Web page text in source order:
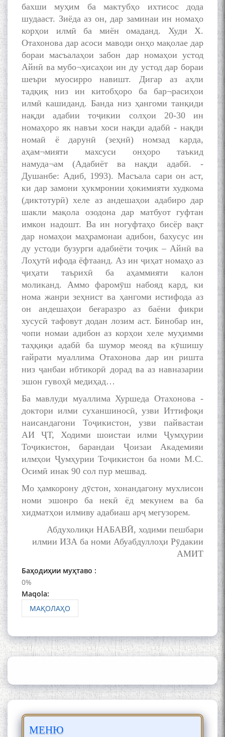
бахши муҳим ба мактубҳо ихтисос дода
шудааст. Зиёда аз он, дар заминаи ин номаҳо
корҳои илмӣ ба миён омаданд. Худи X.
Отахонова дар асоси маводи онҳо мақолае дар
бораи масъалаҳои забон дар номаҳои устод
Айнӣ ва мубо¬ҳисаҳои ин ду устод дар бораи
шеъри муосирро навишт. Дигар аз аҳли
тадқиқ низ ин китобҳоро ба бар¬расиҳои
илмӣ кашиданд. Банда низ ҳангоми танқиди
нақди адабии тоҷикии солҳои 20-30 ин
номаҳоро як навъи хоси нақди адабӣ - нақди
номаӣ ё дарунӣ (зеҳнӣ) номзад карда,
аҳам¬мияти махсуси онҳоро таъкид
намуда¬ам (Адабиёт ва нақди адабӣ. -
Душанбе: Адиб, 1993). Масъала сари он аст,
ки дар замони ҳукмронии ҳокимияти худкома
(диктотурӣ) хеле аз андешаҳои адабиро дар
шакли мақола озодона дар матбуот гуфтан
имкон надошт. Ва ин ногуфтаҳо бисёр вақт
дар номаҳои маҳрамонаи адибон, бахусус ин
ду устоди бузурги адабиёти тоҷик – Айнӣ ва
Лоҳутӣ ифода ёфтаанд. Аз ин ҷиҳат номаҳо аз
ҷиҳати таърихӣ ба аҳаммияти калон
моликанд. Аммо фаромӯш набояд кард, ки
нома жанри зеҳнист ва ҳангоми истифода аз
он андешаҳои беғаразро аз баёни фикри
хусусӣ тафовут додан лозим аст. Бинобар ин,
чопи номаи адибон аз корҳои хеле муҳимми
таҳқиқи адабӣ ба шумор меояд ва кӯшишу
ғайрати муаллима Отахонова дар ин ришта
низ ҷанбаи ибтикорӣ дорад ва аз навназарии
эшон гувоҳӣ медиҳад…
Ба мавлуди муаллима Хуршеда Отахонова -
доктори илми суханшиносӣ, узви Иттифоқи
наисандагони Тоҷикистон, узви пайвастаи
АИ ҶТ, Ходими шоистаи илми Ҷумҳурии
Тоҷикистон, барандаи Ҷоизаи Академияи
илмҳои Ҷумҳурии Тоҷикистон ба номи М.С.
Осимӣ инак 90 сол пур мешвад.
Мо ҳамкорону дӯстон, хонандагону мухлисон
номи эшонро ба некӣ ёд мекунем ва ба
хидматҳои илмиву адабиаш арҷ мегузорем.
Абдухолиқи НАБАВӢ, ходими пешбари
илмии ИЗА ба номи Абуабдуллоҳи Рӯдакии
АМИТ
Баҳодиҳии муҳтаво :
0%
Maqola:
МАҚОЛАҲО
МЕНЮ
Дар Академияи миллии
илмҳои Тоҷикистон бахшида
ба 100-солагии мунаққиду
адабиётшинос Соҳиб
Табаров ҳамоиши илмӣ-
назариявӣ баргузор гардид.
МАВЛОНО ҶАЛОЛИДДИНИ
БАЛХӢ БУЗУРГТАРИН
МУТАФАККИР ВА ОРИФИ
ЗАБОНУ АДАБИ ТОҶИК
به عبارت دیگر: گفتگو با مومن
قناعت Mumin Qanoat
Сухбати навқаламон бо
Муъмин Қаноат\Meeting of
young talents with Mumyin
Kanoat
The Persian Gulf Beautiful
poetry from Устод Мумин
Қаноат (Ustod Mumin Qanoat)
and Master Mehryar
Mehrafarin about the conflict
of the name of the Persian
Gulf
Қаноат: Чанор ҳам "гап"
мезанад
АЗ ҶОНИБИ ОЛИМОНИ
АКАДЕМИЯИ МИЛЛИИ
БО 4 000 000 СОМОНӢ
ПАЙКАРА ВА ОСОРХОНАИ